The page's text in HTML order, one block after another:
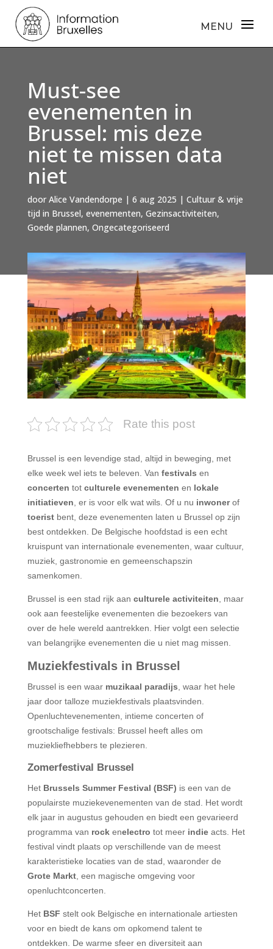
Must-see
evenementen in
Brussel: mis deze
niet te missen data
niet
door Alice Vandendorpe | 6 aug 2025 | Cultuur & vrije
tijd in Brussel, evenementen, Gezinsactiviteiten,
Goede plannen, Ongecategoriseerd
Rate this post
Brussel is een levendige stad, altijd in beweging, met
elke week wel iets te beleven. Van festivals en
concerten tot culturele evenementen en lokale
initiatieven , er is voor elk wat wils. Of u nu inwonerof
toeristbent, deze evenementen laten u Brussel op zijn
best ontdekken. De Belgische hoofdstad is een echt
kruispunt van internationale evenementen, waar cultuur,
muziek, gastronomie en gemeenschapszin
samenkomen.
Brussel is een stad rijk aan culturele activiteiten , maar
ook aan feestelijke evenementen die bezoekers van
over de hele wereld aantrekken. Hier volgt een selectie
van belangrijke evenementen die u niet mag missen.
Muziekfestivals in Brussel
Brussel is een waar muzikaal paradijs , waar het hele
jaar door talloze muziekfestivals plaatsvinden.
Openluchtevenementen, intieme concerten of
grootschalige festivals: Brussel heeft alles om
muziekliefhebbers te plezieren.
Zomerfestival Brussel
Het Brussels Summer Festival (BSF) is een van de
populairste muziekevenementen van de stad. Het wordt
elk jaar in augustus gehouden en biedt een gevarieerd
programma van rockenelectro tot meer indieacts. Het
festival vindt plaats op verschillende van de meest
karakteristieke locaties van de stad, waaronder de
Grote Markt, een magische omgeving voor
openluchtconcerten.
Het BSF stelt ook Belgische en internationale artiesten
voor en biedt de kans om opkomend talent te
ontdekken. De warme sfeer en diversiteit aan